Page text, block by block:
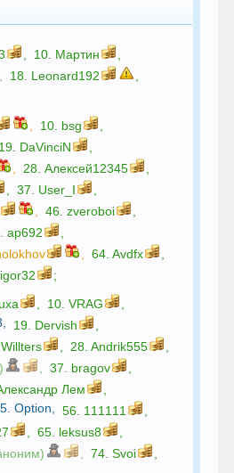
10. Мартин
18. Leonard192
10. bsg
19. DaVinciN
28.Алексей12345
37. User_I
46.zveroboi
ap692
64.Avdfx
igor32
;
10.VRAG
19. Dervish
Willters 28.Andrik555
37. bragov
Лем
Option 56. 111111
65. leksus8
74.Svoi